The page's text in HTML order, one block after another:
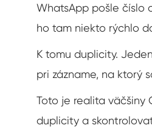
WhatsApp pošle číslo
ho tam niekto rýchlo
K tomu duplicity.
pri zázname, na ktorý
Toto je realita väčšiny
duplicity a